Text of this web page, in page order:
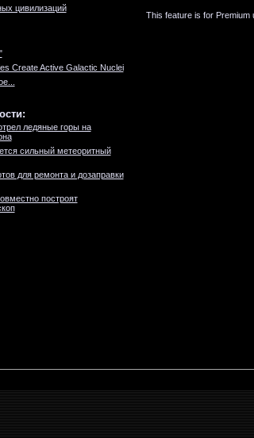
цивилизаций
Create Active Galactic Nuclei
ледяные горы на
сильный метеоритный
для ремонта и дозаправки
построят
This feature is for Premium